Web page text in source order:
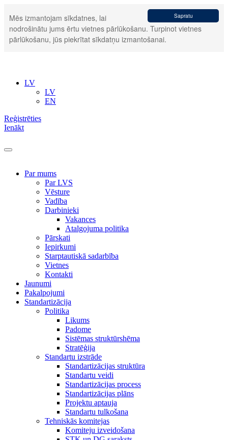
Sapratu
Mēs izmantojam sīkdatnes, lai
nodrošinātu jums ērtu vietnes pārlūkošanu. Turpinot vietnes
pārlūkošanu, jūs piekrītat sīkdatņu izmantošanai.
LV
LV
EN
Reģistrēties
Ienākt
Par mums
Par LVS
Vēsture
Vadība
Darbinieki
Vakances
Atalgojuma politika
Pārskati
Iepirkumi
Starptautiskā sadarbība
Vietnes
Kontakti
Jaunumi
Pakalpojumi
Standartizācija
Politika
Likums
Padome
Sistēmas struktūrshēma
Stratēģija
Standartu izstrāde
Standartizācijas struktūra
Standartu veidi
Standartizācijas process
Standartizācijas plāns
Projektu aptauja
Standartu tulkošana
Tehniskās komitejas
Komiteju izveidošana